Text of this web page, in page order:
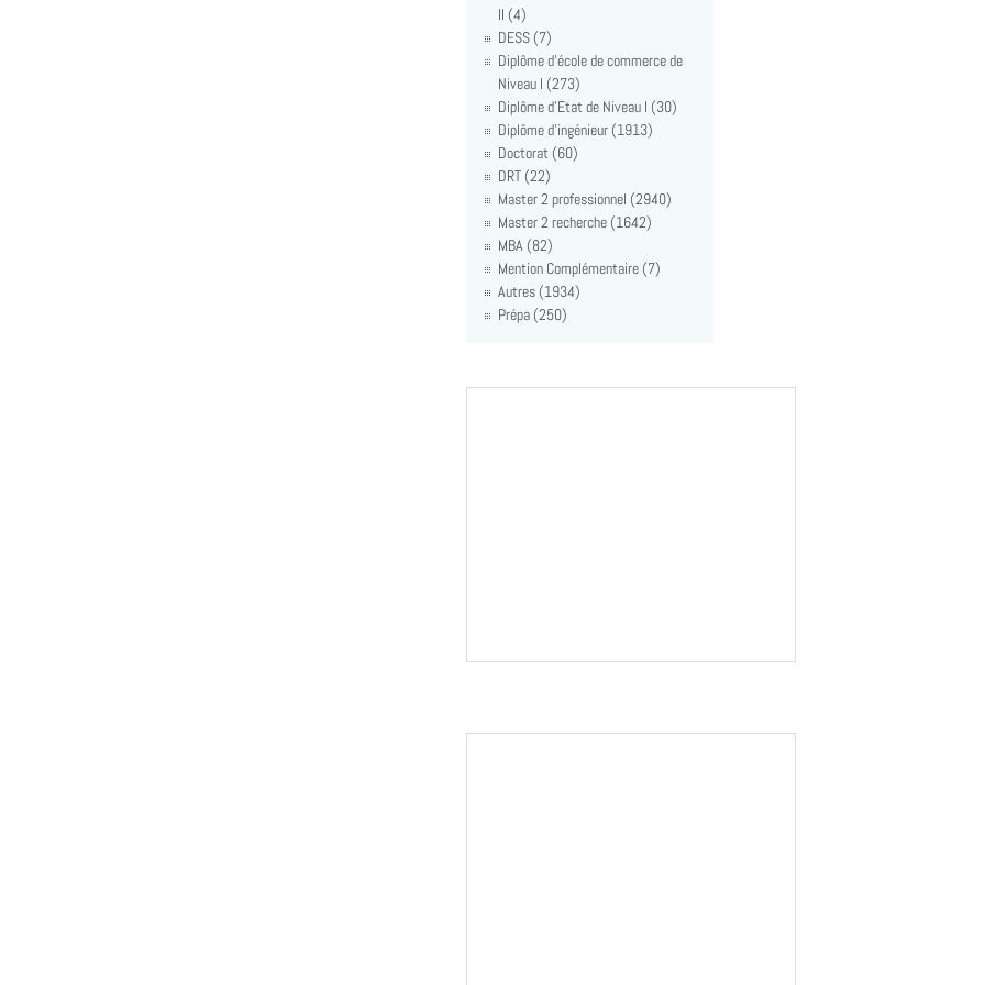
II (4)
DESS (7)
Diplôme d'école de commerce de
Niveau I (273)
Diplôme d'Etat de Niveau I (30)
Diplôme d'ingénieur (1913)
Doctorat (60)
DRT (22)
Master 2 professionnel (2940)
Master 2 recherche (1642)
MBA (82)
Mention Complémentaire (7)
Autres (1934)
Prépa (250)